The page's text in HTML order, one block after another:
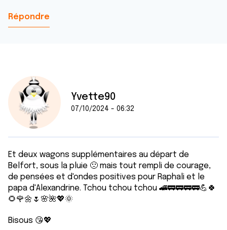
Répondre
Yvette90
07/10/2024 - 06:32
Et deux wagons supplémentaires au départ de
Belfort, sous la pluie 🙁 mais tout rempli de courage,
de pensées et d'ondes positives pour Raphali et le
papa d'Alexandrine. Tchou tchou tchou 🚄🚃🚃🚃🚃💪🍀
🌻🌹🌼🌷🌸🌺💖🌞
Bisous 😘💖